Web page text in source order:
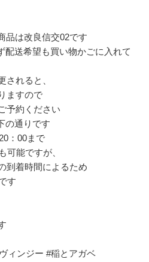
品は改良信交02です
配送希望も買い物かごに入れて
れると、
ますので
約ください
の通りです
：00まで
能ですが、
着時間によるため
す
ィンジー #稲とアガベ